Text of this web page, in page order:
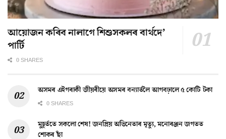
আয়োজন কৰিব নালাগে শিশুসকলৰ বাৰ্থদে’
পাৰ্টি
0 SHARES
অসমৰ এইগৰাকী জীয়ৰীয়ে অসমৰ বন্যাৰ্তলৈ আগবঢ়ালে ৫ কোটি টকা
0 SHARES
মুহূৰ্ততে সকলো শেষ! জনপ্ৰিয় অভিনেতাৰ মৃত্যু, মনোৰঞ্জন জগতত
শোকৰ ছাঁ